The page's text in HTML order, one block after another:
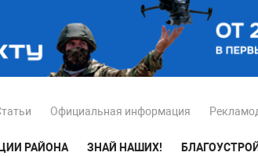
Официальная информация
РАЙОНА ЗНАЙ НАШИХ!